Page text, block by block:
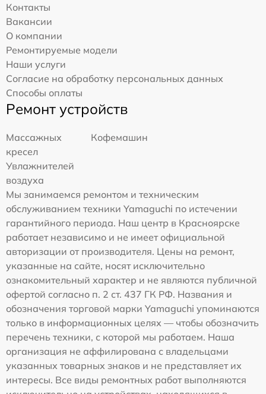
Контакты
Вакансии
О компании
Ремонтируемые модели
Наши услуги
Согласие на обработку персональных данных
Способы оплаты
Ремонт устройств
Массажных
кресел
Кофемашин
Увлажнителей
воздуха
Мы занимаемся ремонтом и техническим
обслуживанием техники Yamaguchi по истечении
гарантийного периода. Наш центр в Красноярске
работает независимо и не имеет официальной
авторизации от производителя. Цены на ремонт,
указанные на сайте, носят исключительно
ознакомительный характер и не являются публичной
офертой согласно п. 2 ст. 437 ГК РФ. Названия и
обозначения торговой марки Yamaguchi упоминаются
только в информационных целях — чтобы обозначить
перечень техники, с которой мы работаем. Наша
организация не аффилирована с владельцами
указанных товарных знаков и не представляет их
интересы. Все виды ремонтных работ выполняются